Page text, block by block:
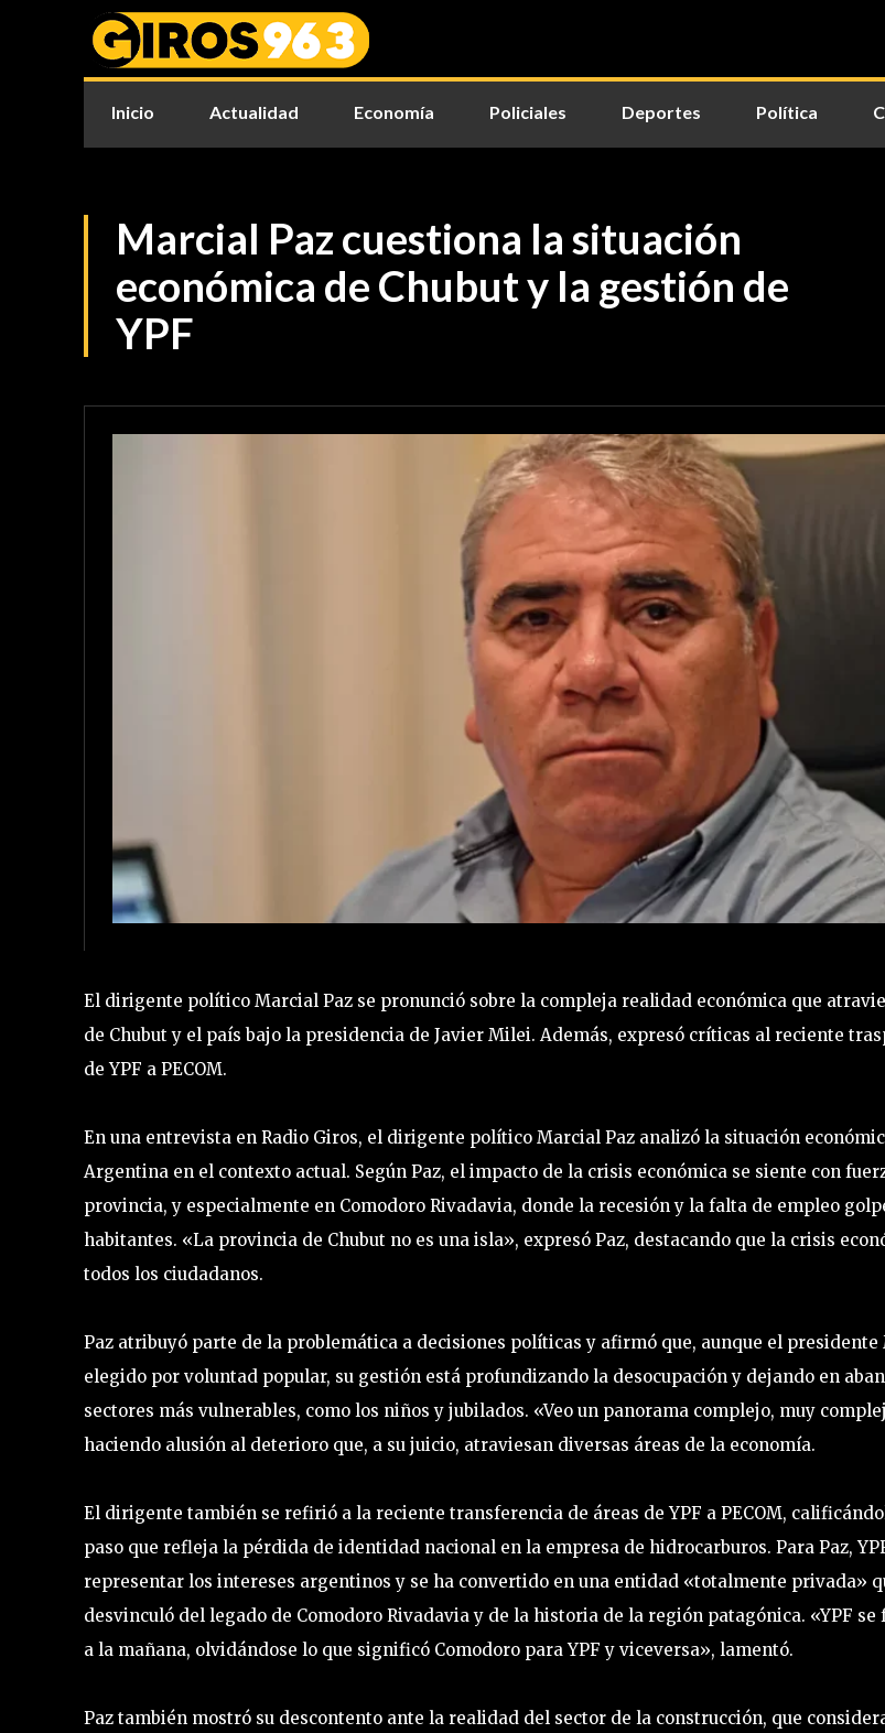
Inicio Actualidad Economía Policiales Deportes Política
Marcial Paz cuestiona la situación
económica de Chubut y la gestión de
YPF
El dirigente político Marcial Paz se pronunció sobre la compleja realidad económica que
de Chubut y el país bajo la presidencia de Javier Milei. Además, expresó críticas al reciente
de YPF a PECOM.
En una entrevista en Radio Giros, el dirigente político Marcial Paz analizó la situación
Argentina en el contexto actual. Según Paz, el impacto de la crisis económica se siente con
provincia, y especialmente en Comodoro Rivadavia, donde la recesión y la falta de empleo
habitantes. «La provincia de Chubut no es una isla», expresó Paz, destacando que la crisis
todos los ciudadanos.
Paz atribuyó parte de la problemática a decisiones políticas y afirmó que, aunque el presidente
elegido por voluntad popular, su gestión está profundizando la desocupación y dejando en
sectores más vulnerables, como los niños y jubilados. «Veo un panorama complejo, muy
haciendo alusión al deterioro que, a su juicio, atraviesan diversas áreas de la economía.
El dirigente también se refirió a la reciente transferencia de áreas de YPF a PECOM,
paso que refleja la pérdida de identidad nacional en la empresa de hidrocarburos. Para Paz,
representar los intereses argentinos y se ha convertido en una entidad «totalmente privada»
desvinculó del legado de Comodoro Rivadavia y de la historia de la región patagónica. «YPF se
a la mañana, olvidándose lo que significó Comodoro para YPF y viceversa», lamentó.
Paz también mostró su descontento ante la realidad del sector de la construcción, que